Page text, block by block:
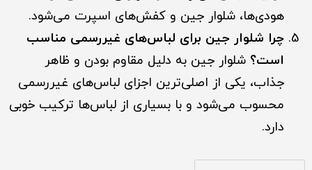
هودی‌ها، شلوار جین و کفش‌های اسپرت می‌شود.
چرا شلوار جین برای لباس‌های غیررسمی مناسب
است؟ شلوار جین به دلیل مقاوم بودن و ظاهر
جذاب، یکی از اصلی‌ترین اجزای لباس‌های غیررسمی
محسوب می‌شود و با بسیاری از لباس‌ها ترکیب خوبی
دارد.